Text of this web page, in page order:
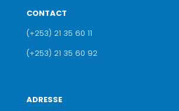
CONTACT
(+253) 21 35 60 11
(+253) 21 35 60 92
ADRESSE